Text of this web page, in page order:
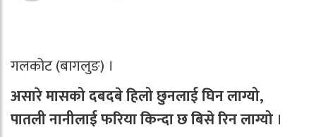
गलकोट (बागलुङ) ।
असारे मासको दबदबे हिलो छुनलाई घिन लाग्यो,
पातली नानीलाई फरिया किन्दा छ बिसे रिन लाग्यो ।